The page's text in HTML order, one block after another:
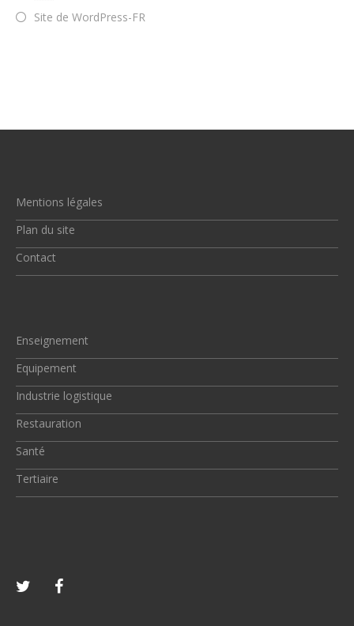
Site de WordPress-FR
Mentions légales
Plan du site
Contact
Enseignement
Equipement
Industrie logistique
Restauration
Santé
Tertiaire